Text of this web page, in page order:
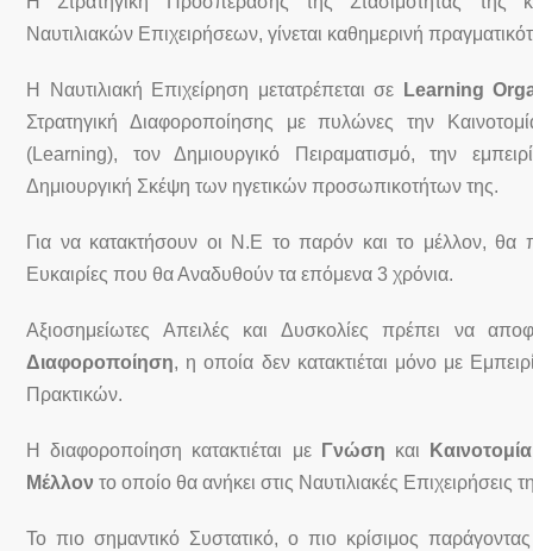
Ναυτιλιακών Επιχειρήσεων, γίνεται καθημερινή
Η Ναυτιλιακή Επιχείρηση μετατρέπεται σε
Learning
Στρατηγική Διαφοροποίησης με πυλώνες την
(Learning), τον Δημιουργικό Πειραματισμό, την
Δημιουργική Σκέψη των ηγετικών προσωπικοτήτων της.
Για να κατακτήσουν οι Ν.Ε το παρόν και το μέλλον, θα
Ευκαιρίες που θα Αναδυθούν τα επόμενα 3 χρόνια.
Αξιοσημείωτες Απειλές και Δυσκολίες πρέπει να
Διαφοροποίηση, η οποία δεν κατακτιέται μόνο με
Πρακτικών.
Η διαφοροποίηση κατακτιέται με Γνώση και Καινοτομία
Μέλλον το οποίο θα ανήκει στις Ναυτιλιακές Επιχειρήσεις
Το πιο σημαντικό Συστατικό, ο πιο κρίσιμος